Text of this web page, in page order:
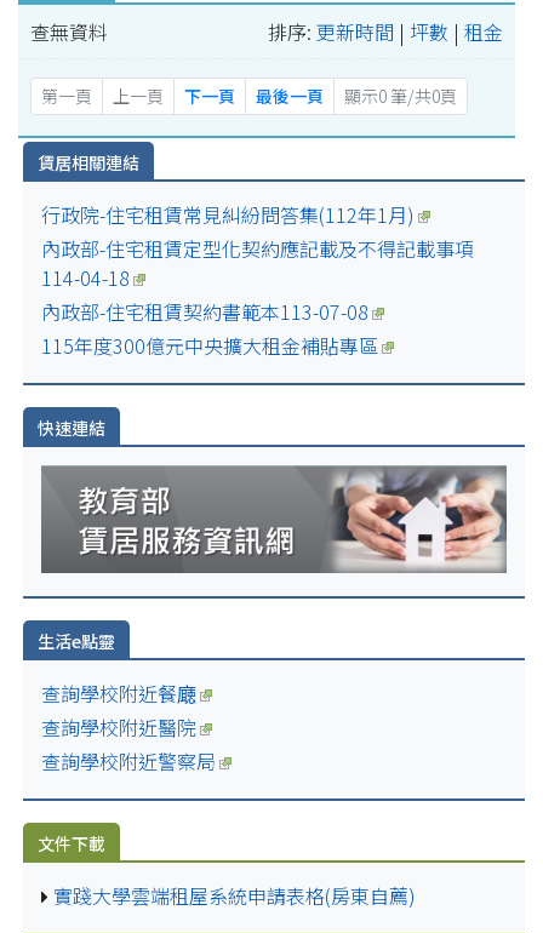
查無資料 排序: 更新時間 | 坪數 | 租金
第一頁 上一頁 下一頁 最後一頁 顯示0 筆/共0頁
賃居相關連結
行政院-住宅租賃常見糾紛問答集(112年1月)
內政部-住宅租賃定型化契約應記載及不得記載事項
114-04-18
內政部-住宅租賃契約書範本113-07-08
115年度300億元中央擴大租金補貼專區
快速連結
生活e點靈
查詢學校附近餐廰
查詢學校附近醫院
查詢學校附近警察局
文件下載
實踐大學雲端租屋系統申請表格(房東自薦)